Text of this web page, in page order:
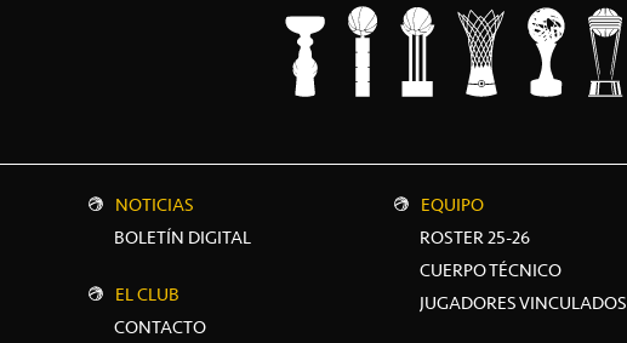
NOTICIAS
BOLETÍN DIGITAL
EL CLUB
CONTACTO
EQUIPO
ROSTER 25-26
CUERPO TÉCNICO
JUGADORES VINCULADOS